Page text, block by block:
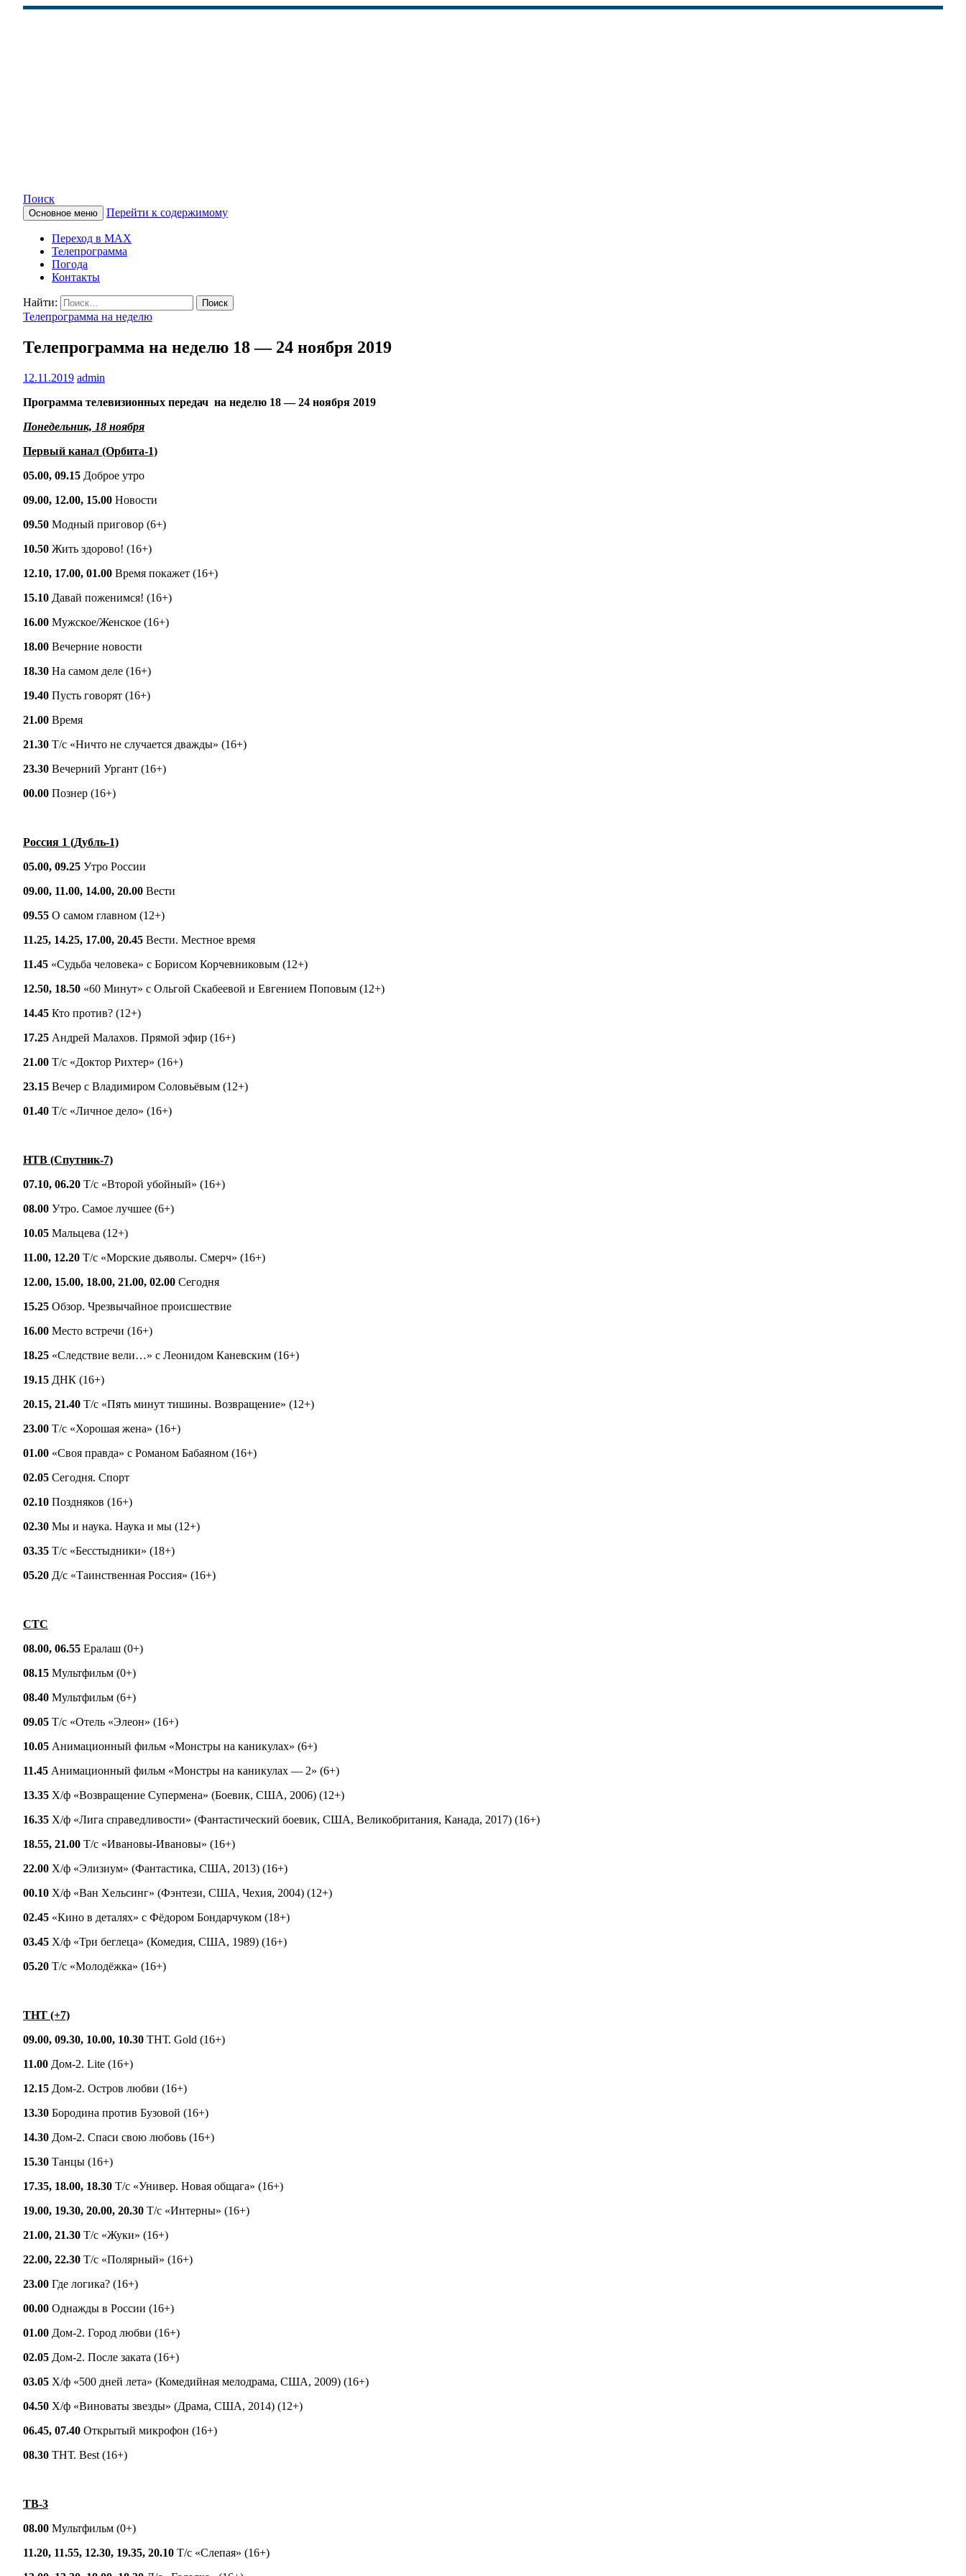
КАМЧАТСКОЕ ИНФОРМАЦИОННОЕ АГЕНТСТВО (КИА «ВЕСТИ»)
Поиск
Основное меню Перейти к содержимому
Переход в MAX
Телепрограмма
Погода
Контакты
Найти:
Телепрограмма на неделю
Телепрограмма на неделю 18 — 24 ноября 2019
12.11.2019 admin
Программа телевизионных передач на неделю 18 — 24 ноября 2019
Понедельник, 18 ноября
Первый канал (Орбита-1)
05.00, 09.15 Доброе утро
09.00, 12.00, 15.00 Новости
09.50 Модный приговор (6+)
10.50 Жить здорово! (16+)
12.10, 17.00, 01.00 Время покажет (16+)
15.10 Давай поженимся! (16+)
16.00 Мужское/Женское (16+)
18.00 Вечерние новости
18.30 На самом деле (16+)
19.40 Пусть говорят (16+)
21.00 Время
21.30 Т/с «Ничто не случается дважды» (16+)
23.30 Вечерний Ургант (16+)
00.00 Познер (16+)
Россия 1 (Дубль-1)
05.00, 09.25 Утро России
09.00, 11.00, 14.00, 20.00 Вести
09.55 О самом главном (12+)
11.25, 14.25, 17.00, 20.45 Вести. Местное время
11.45 «Судьба человека» с Борисом Корчевниковым (12+)
12.50, 18.50 «60 Минут» с Ольгой Скабеевой и Евгением Поповым (12+)
14.45 Кто против? (12+)
17.25 Андрей Малахов. Прямой эфир (16+)
21.00 Т/с «Доктор Рихтер» (16+)
23.15 Вечер с Владимиром Соловьёвым (12+)
01.40 Т/с «Личное дело» (16+)
НТВ (Спутник-7)
07.10, 06.20 Т/с «Второй убойный» (16+)
08.00 Утро. Самое лучшее (6+)
10.05 Мальцева (12+)
11.00, 12.20 Т/с «Морские дьяволы. Смерч» (16+)
12.00, 15.00, 18.00, 21.00, 02.00 Сегодня
15.25 Обзор. Чрезвычайное происшествие
16.00 Место встречи (16+)
18.25 «Следствие вели…» с Леонидом Каневским (16+)
19.15 ДНК (16+)
20.15, 21.40 Т/с «Пять минут тишины. Возвращение» (12+)
23.00 Т/с «Хорошая жена» (16+)
01.00 «Своя правда» с Романом Бабаяном (16+)
02.05 Сегодня. Спорт
02.10 Поздняков (16+)
02.30 Мы и наука. Наука и мы (12+)
03.35 Т/с «Бесстыдники» (18+)
05.20 Д/с «Таинственная Россия» (16+)
СТС
08.00, 06.55 Ералаш (0+)
08.15 Мультфильм (0+)
08.40 Мультфильм (6+)
09.05 Т/с «Отель «Элеон» (16+)
10.05 Анимационный фильм «Монстры на каникулах» (6+)
11.45 Анимационный фильм «Монстры на каникулах — 2» (6+)
13.35 Х/ф «Возвращение Супермена» (Боевик, США, 2006) (12+)
16.35 Х/ф «Лига справедливости» (Фантастический боевик, США, Великобритания, Канада, 2017) (16+)
18.55, 21.00 Т/с «Ивановы-Ивановы» (16+)
22.00 Х/ф «Элизиум» (Фантастика, США, 2013) (16+)
00.10 Х/ф «Ван Хельсинг» (Фэнтези, США, Чехия, 2004) (12+)
02.45 «Кино в деталях» с Фёдором Бондарчуком (18+)
03.45 Х/ф «Три беглеца» (Комедия, США, 1989) (16+)
05.20 Т/с «Молодёжка» (16+)
ТНТ (+7)
09.00, 09.30, 10.00, 10.30 ТНТ. Gold (16+)
11.00 Дом-2. Lite (16+)
12.15 Дом-2. Остров любви (16+)
13.30 Бородина против Бузовой (16+)
14.30 Дом-2. Спаси свою любовь (16+)
15.30 Танцы (16+)
17.35, 18.00, 18.30 Т/с «Универ. Новая общага» (16+)
19.00, 19.30, 20.00, 20.30 Т/с «Интерны» (16+)
21.00, 21.30 Т/с «Жуки» (16+)
22.00, 22.30 Т/с «Полярный» (16+)
23.00 Где логика? (16+)
00.00 Однажды в России (16+)
01.00 Дом-2. Город любви (16+)
02.05 Дом-2. После заката (16+)
03.05 Х/ф «500 дней лета» (Комедийная мелодрама, США, 2009) (16+)
04.50 Х/ф «Виноваты звезды» (Драма, США, 2014) (12+)
06.45, 07.40 Открытый микрофон (16+)
08.30 ТНТ. Best (16+)
ТВ-3
08.00 Мультфильм (0+)
11.20, 11.55, 12.30, 19.35, 20.10 Т/с «Слепая» (16+)